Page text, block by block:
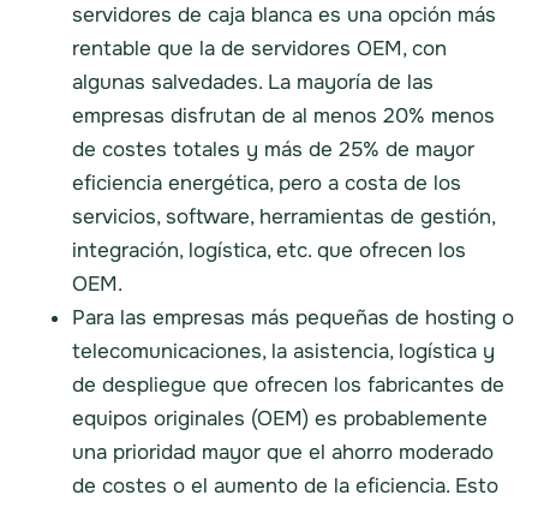
servidores de caja blanca es una opción más
rentable que la de servidores OEM, con
algunas salvedades. La mayoría de las
empresas disfrutan de al menos 20% menos
de costes totales y más de 25% de mayor
eficiencia energética, pero a costa de los
servicios, software, herramientas de gestión,
integración, logística, etc. que ofrecen los
OEM.
Para las empresas más pequeñas de hosting o
telecomunicaciones, la asistencia, logística y
de despliegue que ofrecen los fabricantes de
equipos originales (OEM) es probablemente
una prioridad mayor que el ahorro moderado
de costes o el aumento de la eficiencia. Esto